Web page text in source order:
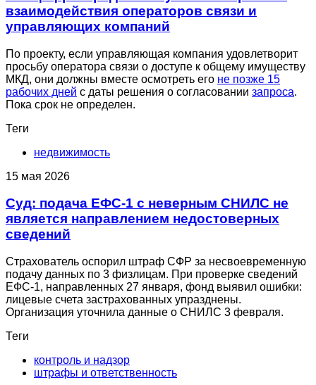
взаимодействия операторов связи и
управляющих компаний
По проекту, если управляющая компания удовлетворит
просьбу оператора связи о доступе к общему имуществу
МКД, они должны вместе осмотреть его не позже 15
рабочих дней с даты решения о согласовании запроса.
Пока срок не определен.
Теги
недвижимость
15 мая 2026
Суд: подача ЕФС-1 с неверным СНИЛС не
является направлением недостоверных
сведений
Страхователь оспорил штраф СФР за несвоевременную
подачу данных по 3 физлицам. При проверке сведений
ЕФС-1, направленных 27 января, фонд выявил ошибки:
лицевые счета застрахованных упразднены.
Организация уточнила данные о СНИЛС 3 февраля.
Теги
контроль и надзор
штрафы и ответственность